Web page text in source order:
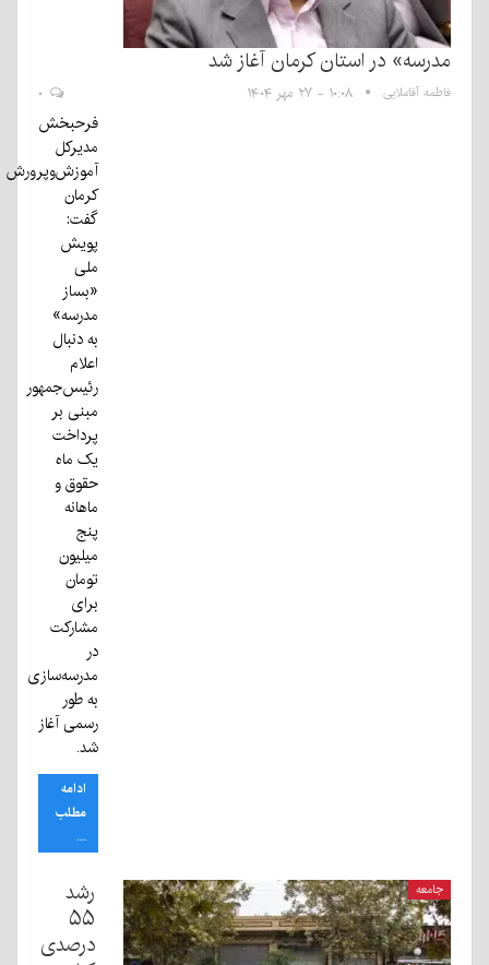
مدرسه» در استان کرمان آغاز شد
فاطمه آقاملایی ۱۰:۰۸ - ۲۷ مهر ۱۴۰۴
فرحبخش
مدیرکل
آموزش‌وپرورش
کرمان
گفت:
پویش
ملی
«بساز
مدرسه»
به دنبال
اعلام
رئیس‌جمهور
مبنی بر
پرداخت
یک ماه
حقوق و
ماهانه
پنج
میلیون
تومان
برای
مشارکت
در
مدرسه‌سازی
به طور
رسمی آغاز
شد.
ادامه
مطلب
...
جامعه
رشد
۵۵
درصدی